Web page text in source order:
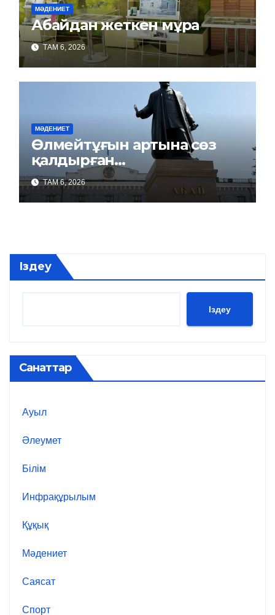
МӘДЕНИЕТ
Абайдан жеткен мұра
ТАМ 6, 2026
МӘДЕНИЕТ
Өлмейтұғын артына сөз
қалдырған…
ТАМ 6, 2026
Іздеу
Іздеу
Санаттар
Ауыл
Әлеумет
Білім
Инфрақұрылым
Құқық
Мәдениет
Саясат
Спорт